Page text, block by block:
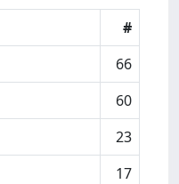
#
66
60
23
17